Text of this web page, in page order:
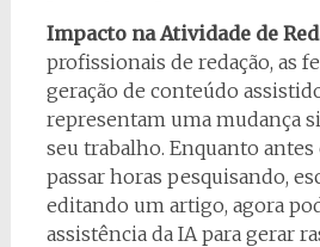
Impacto na Atividade de
profissionais de redação, as
geração de conteúdo
representam uma mudança
seu trabalho. Enquanto
passar horas pesquisando,
editando um artigo, agora
assistência da IA para gerar